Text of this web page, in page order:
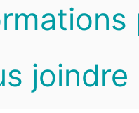
joindre